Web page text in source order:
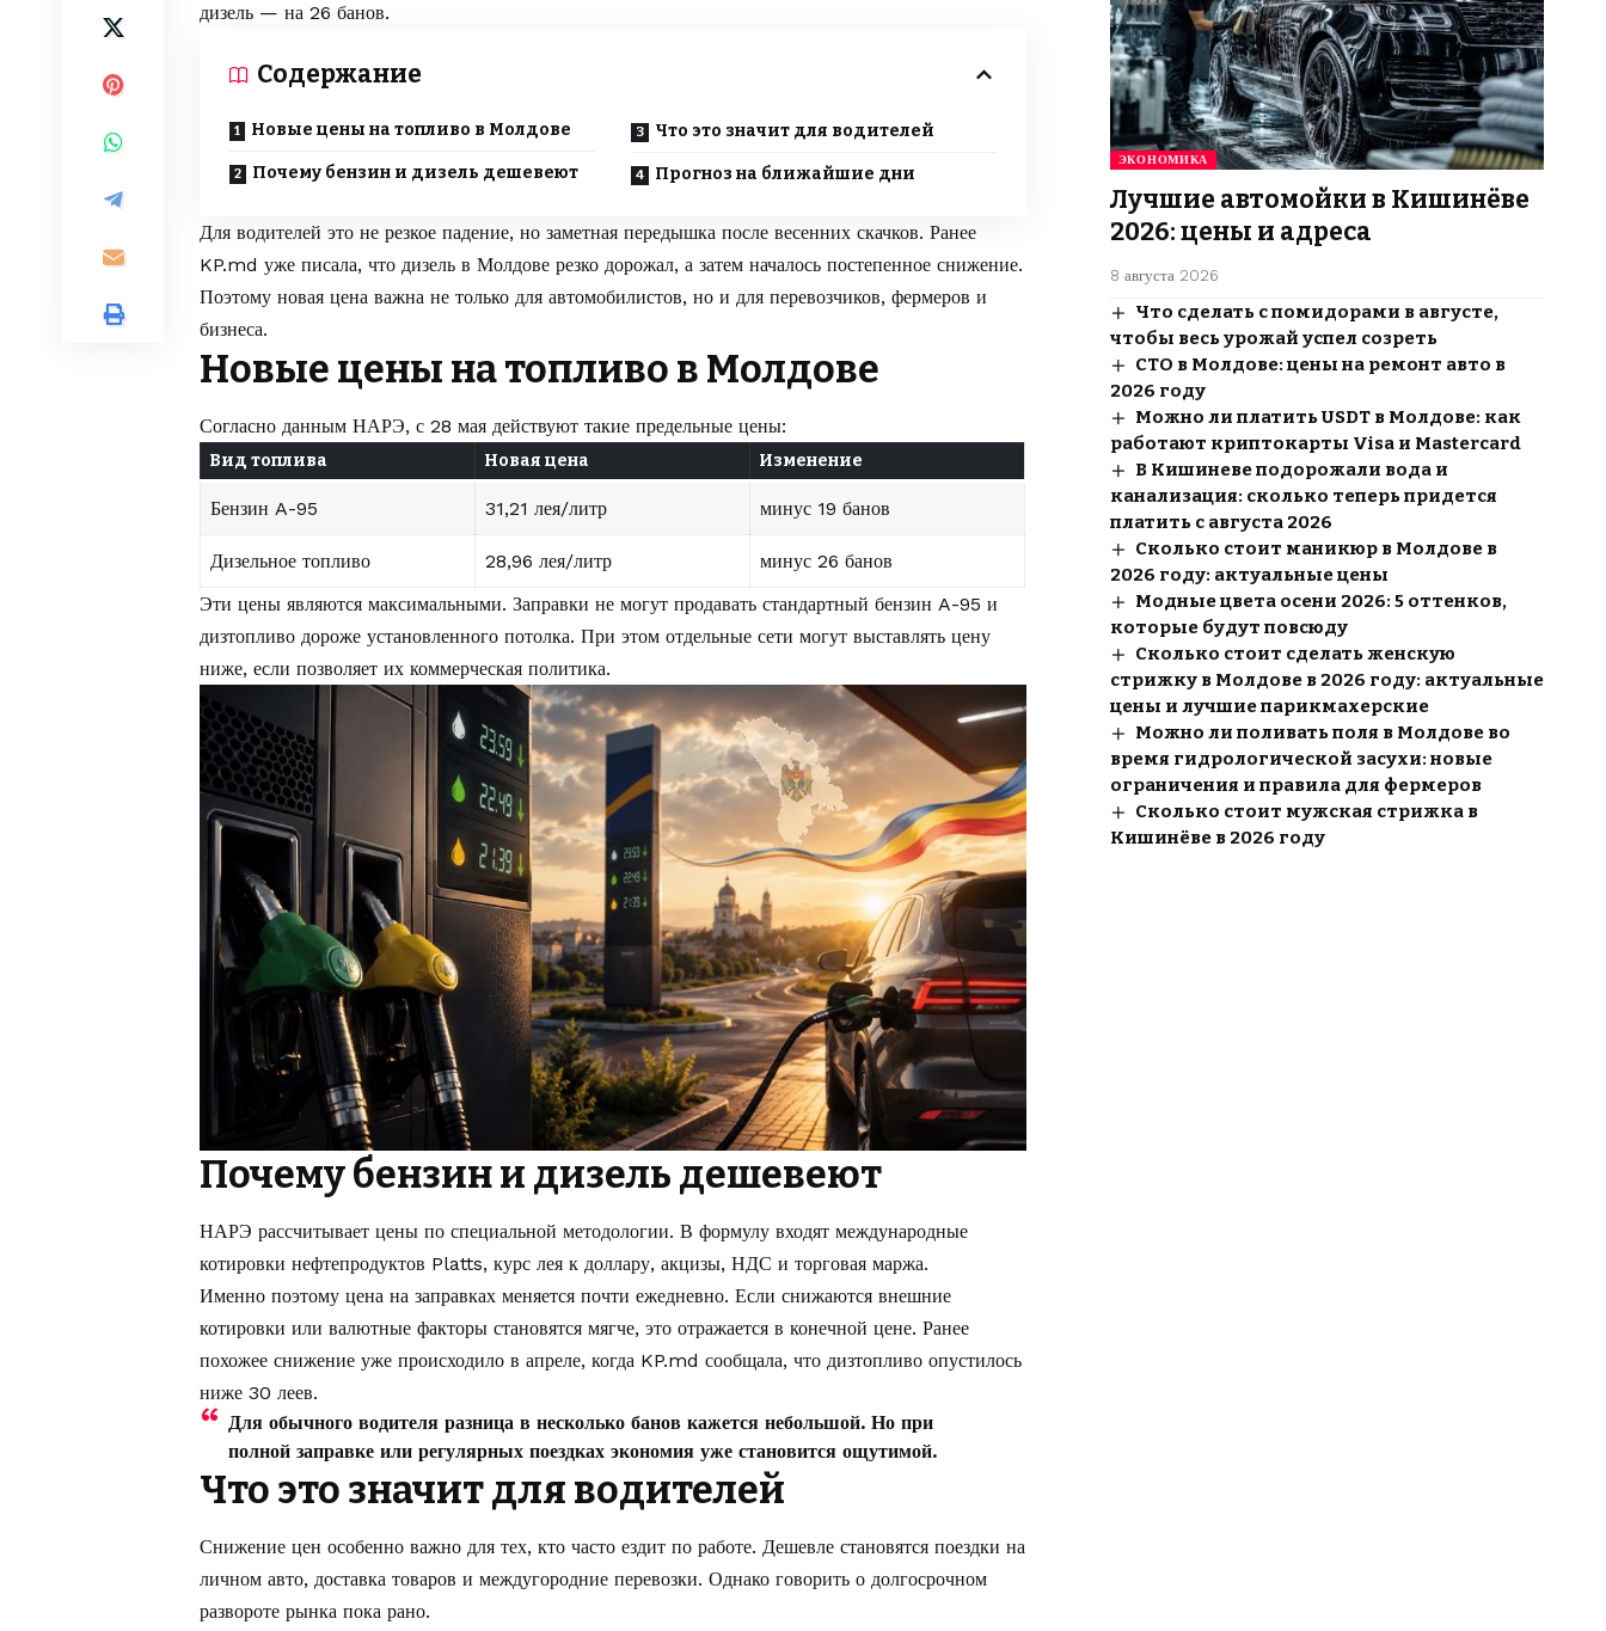
дизель — на 26 банов.
Содержание
Новые цены на топливо в Молдове
Почему бензин и дизель дешевеют
Что это значит для водителей
Прогноз на ближайшие дни
Для водителей это не резкое падение, но заметная передышка после весенних скачков. Ранее
KP.md уже писала, что дизель в Молдове резко дорожал, а затем началось постепенное снижение.
Поэтому новая цена важна не только для автомобилистов, но и для перевозчиков, фермеров и
бизнеса.
Новые цены на топливо в Молдове
Согласно данным НАРЭ, с 28 мая действуют такие предельные цены:
Вид топлива Новая цена Изменение
Бензин A-95 31,21 лея/литр минус 19 банов
Дизельное топливо 28,96 лея/литр
минус 26 банов
Эти цены являются максимальными. Заправки не могут продавать стандартный бензин A-95 и
дизтопливо дороже установленного потолка. При этом отдельные сети могут выставлять цену
ниже, если позволяет их коммерческая политика.
Почему бензин и дизель дешевеют
НАРЭ рассчитывает цены по специальной методологии. В формулу входят международные
котировки нефтепродуктов Platts, курс лея к доллару, акцизы, НДС и торговая маржа.
Именно поэтому цена на заправках меняется почти ежедневно. Если снижаются внешние
котировки или валютные факторы становятся мягче, это отражается в конечной цене. Ранее
похожее снижение уже происходило в апреле, когда KP.md сообщала, что дизтопливо опустилось
ниже 30 леев.
Для обычного водителя разница в несколько банов кажется небольшой. Но при
полной заправке или регулярных поездках экономия уже становится ощутимой.
Что это значит для водителей
Снижение цен особенно важно для тех, кто часто ездит по работе. Дешевле становятся поездки на
личном авто, доставка товаров и междугородние перевозки. Однако говорить о долгосрочном
развороте рынка пока рано.
ЭКОНОМИКА
Лучшие автомойки в Кишинёве
2026: цены и адреса
8 августа 2026
Что сделать с помидорами в августе,
чтобы весь урожай успел созреть
СТО в Молдове: цены на ремонт авто в
2026 году
Можно ли платить USDT в Молдове: как
работают криптокарты Visa и Mastercard
В Кишиневе подорожали вода и
канализация: сколько теперь придется
платить с августа 2026
Сколько стоит маникюр в Молдове в
2026 году: актуальные цены
Модные цвета осени 2026: 5 оттенков,
которые будут повсюду
Сколько стоит сделать женскую
стрижку в Молдове в 2026 году: актуальные
цены и лучшие парикмахерские
Можно ли поливать поля в Молдове во
время гидрологической засухи: новые
ограничения и правила для фермеров
Сколько стоит мужская стрижка в
Кишинёве в 2026 году